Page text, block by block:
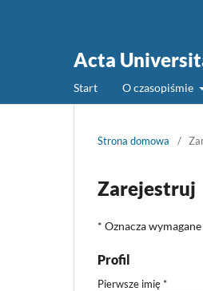
Acta
Start O czasopiśmie
Strona domowa /
Zarejestruj
* Oznacza
Profil
Pierwsze imię*